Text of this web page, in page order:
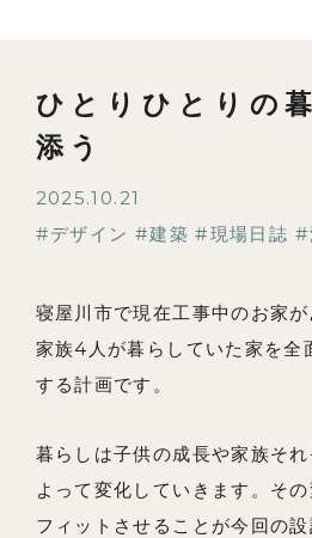
ひとりひとりの
添う
2025.10.21
デザイン
建築 現場日誌
寝屋川市で現在工事中のお家が
家族4人が暮らしていた家を全
する計画です。
暮らしは子供の成長や家族そ
よって変化していきます。そ
フィットさせることが今回の